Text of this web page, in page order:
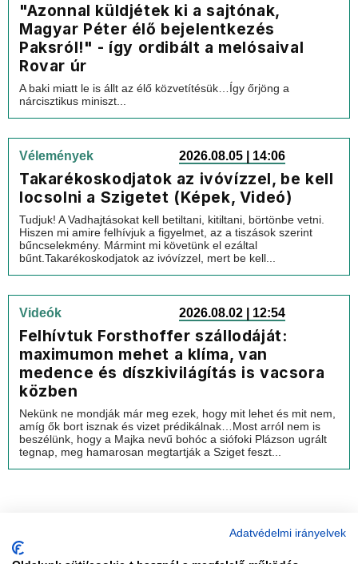
"Azonnal küldjétek ki a sajtónak,
Magyar Péter élő bejelentkezés
Paksról!" - így ordibált a melósaival
Rovar úr
A baki miatt le is állt az élő közvetítésük…Így őrjöng a
nárcisztikus miniszt...
Vélemények 2026.08.05 | 14:06
Takarékoskodjatok az ivóvízzel, be kell
locsolni a Szigetet (Képek, Videó)
Tudjuk! A Vadhajtásokat kell betiltani, kitiltani, börtönbe vetni.
Hiszen mi amire felhívjuk a figyelmet, az a tiszások szerint
bűncselekmény. Mármint mi követünk el ezáltal
bűnt.Takarékoskodjatok az ivóvízzel, mert be kell...
Videók 2026.08.02 | 12:54
Felhívtuk Forsthoffer szállodáját:
maximumon mehet a klíma, van
medence és díszkivilágítás is vacsora
közben
Nekünk ne mondják már meg ezek, hogy mit lehet és mit nem,
amíg ők bort isznak és vizet prédikálnak…Most arról nem is
beszélünk, hogy a Majka nevű bohóc a siófoki Plázson ugrált
tegnap, meg hamarosan megtartják a Sziget feszt...
Adatvédelmi irányelvek